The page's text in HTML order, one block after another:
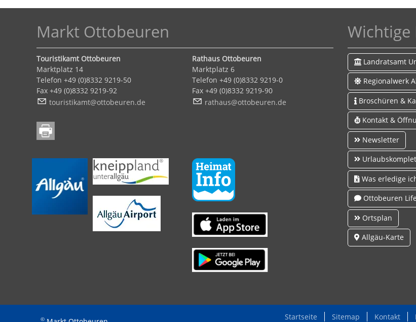
Markt Ottobeuren
Touristikamt Ottobeuren
Marktplatz 14
Telefon +49 (0)8332 9219-50
Fax +49 (0)8332 9219-92
t
r st k mt tt b r n d
Rathaus Ottobeuren
Marktplatz 6
Telefon +49 (0)8332 9219-0
Fax +49 (0)8332 9219-90
r th s tt b r n d
Wichtige
Landratsamt
Regionalwerk
Broschüren &
Kontakt &
Newsletter
Was erledige
Ottobeuren Life
Ortsplan
Allgäu-Karte
© Startseite Sitemap Kontakt